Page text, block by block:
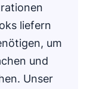
liefern
um
und
Unser